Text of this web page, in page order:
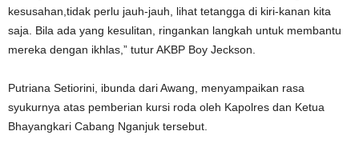
kesusahan,tidak perlu jauh-jauh, lihat tetangga di kiri-kanan kita
saja. Bila ada yang kesulitan, ringankan langkah untuk membantu
mereka dengan ikhlas,” tutur AKBP Boy Jeckson.
Putriana Setiorini, ibunda dari Awang, menyampaikan rasa
syukurnya atas pemberian kursi roda oleh Kapolres dan Ketua
Bhayangkari Cabang Nganjuk tersebut.